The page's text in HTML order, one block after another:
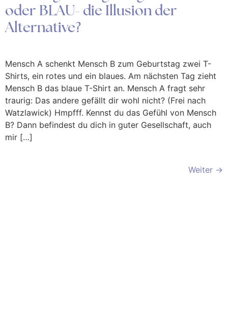
oder BLAU- die Illusion der
Alternative?
Mensch A schenkt Mensch B zum Geburtstag zwei T-
Shirts, ein rotes und ein blaues. Am nächsten Tag zieht
Mensch B das blaue T-Shirt an. Mensch A fragt sehr
traurig: Das andere gefällt dir wohl nicht? (Frei nach
Watzlawick) Hmpfff. Kennst du das Gefühl von Mensch
B? Dann befindest du dich in guter Gesellschaft, auch
mir […]
Weiter →